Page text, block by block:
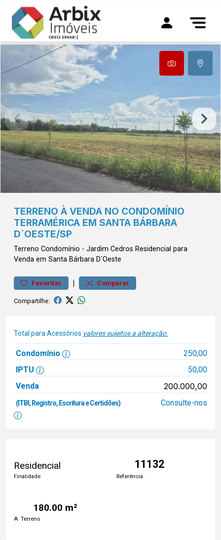
TERRENO À VENDA NO CONDOMÍNIO
TERRAMÉRICA EM SANTA BÁRBARA
D`OESTE/SP
Terreno Condomínio - Jardim Cedros Residencial para
Venda em Santa Bárbara D`Oeste
Favoritar | Comparar
Compartilhe:
Total para Acessórios valores sujeitos a alteração.
Condomínio
250,00
IPTU
50,00
Venda
200.000,00
(ITBI, Registro, Escritura e Certidões) Consulte-nos
Residencial
Finalidade
11132
Referência
180.00 m²
A. Terreno